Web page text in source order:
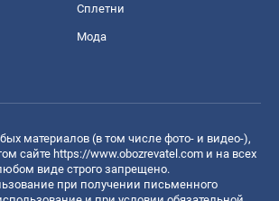
Сплетни
Мода
материалов (в том числе фото- и видео-),
сайте https://www.obozrevatel.com и на всех
виде строго запрещено.
при получении письменного